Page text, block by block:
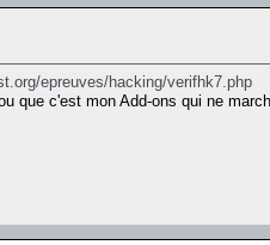
epreuves/hacking/verifhk7.php
que c'est mon Add-ons qui ne